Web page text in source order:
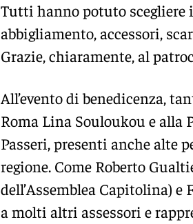
Tutti hanno potuto
abbigliamento, accessori,
Grazie, chiaramente, al
All’evento di benedicenza,
Roma Lina Souloukou e alla
Passeri, presenti anche alte
regione. Come Roberto
dell’Assemblea Capitolina) e
a molti altri assessori e